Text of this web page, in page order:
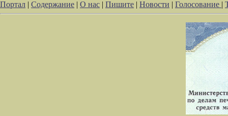
Портал | Содержание | О нас | Пишите | Новости | Голосование |